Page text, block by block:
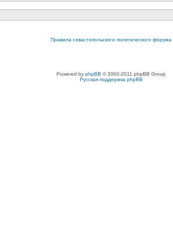
Правила севастопольского политического форума
Powered by phpBB © 2000-2011 phpBB Group
Русская поддержка phpBB